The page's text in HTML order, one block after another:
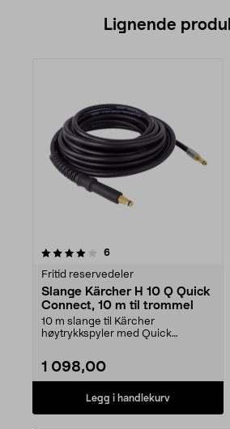
Lignende
6anmeldelser
Fritid reservedeler
Slange Kärcher H 10 Q Quick
Connect, 10 m til trommel
10 m slange til Kärcher
høytrykkspyler med Quick
1 098,00
Legg i handlekurv
4.5av 5 stjerner